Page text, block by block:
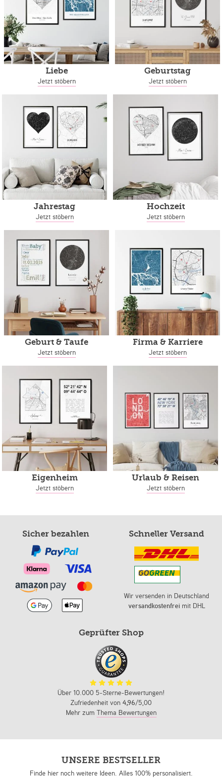
Liebe
Jetzt stöbern
Geburtstag
Jetzt stöbern
Jahrestag
Jetzt stöbern
Hochzeit
Jetzt stöbern
Geburt & Taufe
Jetzt stöbern
Firma & Karriere
Jetzt stöbern
Eigenheim
Jetzt stöbern
Urlaub & Reisen
Jetzt stöbern
Sicher bezahlen Schneller Versand
Wir versenden in Deutschland
versandkostenfreimit DHL
Geprüfter Shop
Über 10.000 5-Sterne-Bewertungen!
Zufriedenheit von 4,96/5,00
Mehr zum Thema Bewertungen
UNSERE BESTSELLER
Finde hier noch weitere Ideen. Alles 100% personalisiert.